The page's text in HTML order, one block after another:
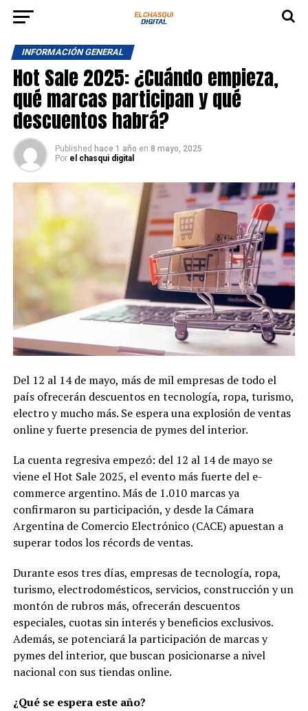
INFORMACIÓN GENERAL
Hot Sale 2025: ¿Cuándo empieza,
qué marcas participan y qué
descuentos habrá?
Published hace 1 año en 8 mayo, 2025
Por el chasqui digital
Del 12 al 14 de mayo, más de mil empresas de todo el
país ofrecerán descuentos en tecnología, ropa, turismo,
electro y mucho más. Se espera una explosión de ventas
online y fuerte presencia de pymes del interior.
La cuenta regresiva empezó: del 12 al 14 de mayo se
viene el Hot Sale 2025, el evento más fuerte del e-
commerce argentino. Más de 1.010 marcas ya
confirmaron su participación, y desde la Cámara
Argentina de Comercio Electrónico (CACE) apuestan a
superar todos los récords de ventas.
Durante esos tres días, empresas de tecnología, ropa,
turismo, electrodomésticos, servicios, construcción y un
montón de rubros más, ofrecerán descuentos
especiales, cuotas sin interés y beneficios exclusivos.
Además, se potenciará la participación de marcas y
pymes del interior, que buscan posicionarse a nivel
nacional con sus tiendas online.
¿Qué se espera este año?